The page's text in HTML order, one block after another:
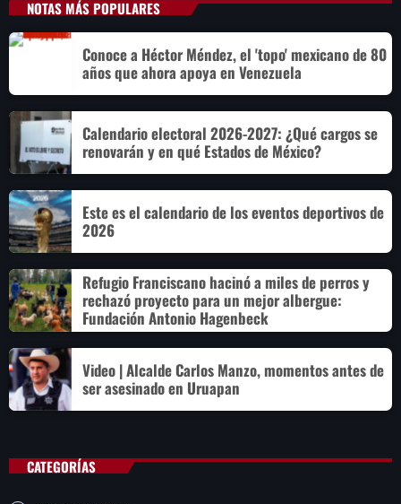
NOTAS MÁS POPULARES
Conoce a Héctor Méndez, el 'topo' mexicano de 80
años que ahora apoya en Venezuela
Calendario electoral 2026-2027: ¿Qué cargos se
renovarán y en qué Estados de México?
Este es el calendario de los eventos deportivos de
2026
Refugio Franciscano hacinó a miles de perros y
rechazó proyecto para un mejor albergue:
Fundación Antonio Hagenbeck
Video | Alcalde Carlos Manzo, momentos antes de
ser asesinado en Uruapan
CATEGORÍAS